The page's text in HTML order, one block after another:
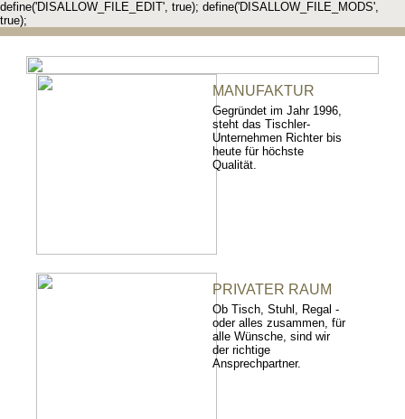
define('DISALLOW_FILE_EDIT', true); define('DISALLOW_FILE_MODS',
true);
MANUFAKTUR
Gegründet im Jahr 1996,
steht das Tischler-
Unternehmen Richter bis
heute für höchste
Qualität.
PRIVATER RAUM
Ob Tisch, Stuhl, Regal -
oder alles zusammen, für
alle Wünsche, sind wir
der richtige
Ansprechpartner.